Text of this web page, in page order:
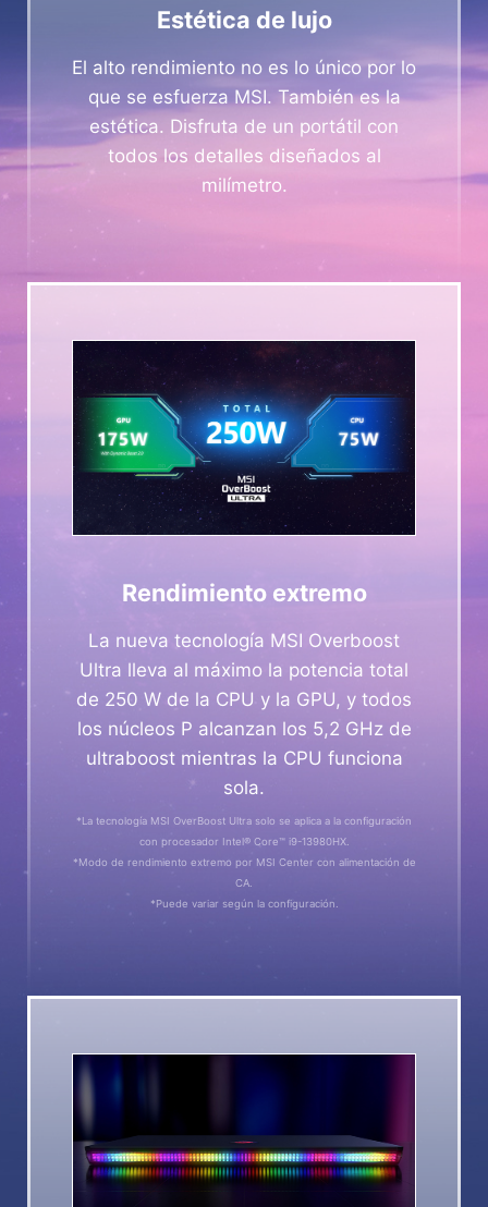
Estética de lujo
El alto rendimiento no es lo único por lo
que se esfuerza MSI. También es la
estética. Disfruta de un portátil con
todos los detalles diseñados al
milímetro.
Rendimiento extremo
La nueva tecnología MSI Overboost
Ultra lleva al máximo la potencia total
de 250 W de la CPU y la GPU, y todos
los núcleos P alcanzan los 5,2 GHz de
ultraboost mientras la CPU funciona
sola.
*La tecnología MSI OverBoost Ultra solo se aplica a la configuración
con procesador Intel® Core™ i9-13980HX.
*Modo de rendimiento extremo por MSI Center con alimentación de
CA.
*Puede variar según la configuración.